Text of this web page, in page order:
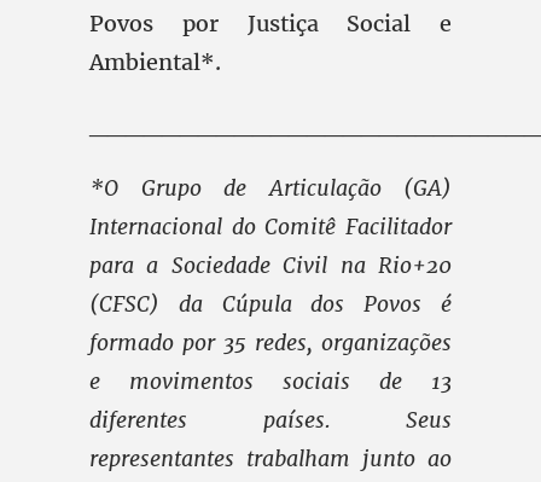
Povos por Justiça Social e
Ambiental*.
*O Grupo de Articulação (GA)
Internacional do Comitê Facilitador
para a Sociedade Civil na Rio+20
(CFSC) da Cúpula dos Povos é
formado por 35 redes, organizações
e movimentos sociais de 13
diferentes países. Seus
representantes trabalham junto ao